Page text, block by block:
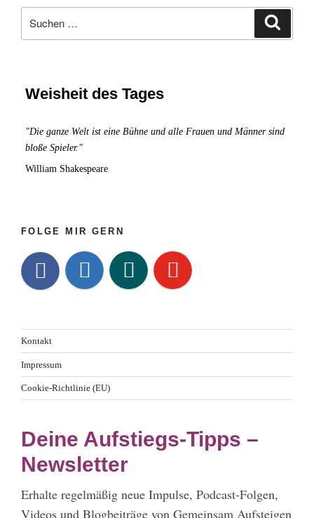
nach:
Weisheit des Tages
"Die ganze Welt ist eine Bühne und alle Frauen und Männer sind
bloße Spieler."
William Shakespeare
FOLGE MIR GERN
Kontakt
Impressum
Cookie-Richtlinie (EU)
Deine Aufstiegs-Tipps –
Newsletter
Erhalte regelmäßig neue Impulse, Podcast-Folgen,
Videos und Blogbeiträge von Gemeinsam Aufsteigen